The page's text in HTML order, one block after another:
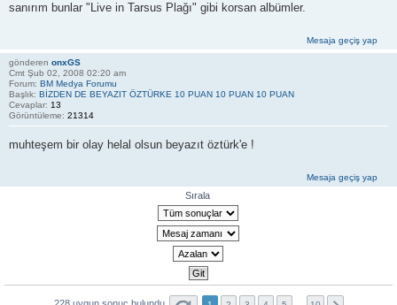
sanırım bunlar "Live in Tarsus Plağı" gibi korsan albümler.
Mesaja geçiş yap
gönderen onxGS
Cmt Şub 02, 2008 02:20 am
Forum: BM Medya Forumu
Başlık: BİZDEN DE BEYAZIT ÖZTÜRKE 10 PUAN 10 PUAN 10 PUAN
Cevaplar: 13
Görüntüleme: 21314
muhteşem bir olay helal olsun beyazıt öztürk'e !
Mesaja geçiş yap
Sırala